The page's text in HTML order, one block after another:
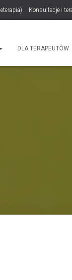
Konsultacje i
DLA TERAPEUTÓW